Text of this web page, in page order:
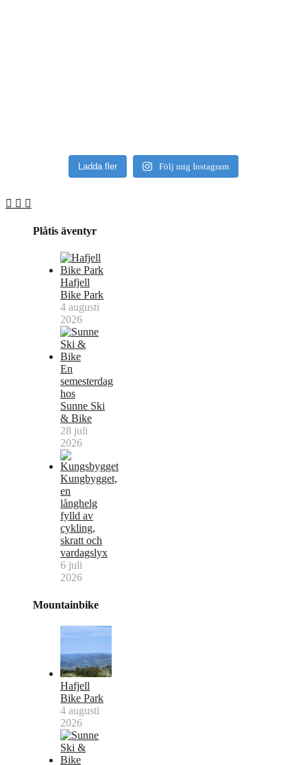
Ladda fler Följ mig Instagram
Plåtis äventyr
Hafjell
Bike Park
4 augusti
2026
En
semesterdag
hos
Sunne Ski
& Bike
28 juli
2026
Kungbygget,
en
långhelg
fylld av
cykling,
skratt och
vardagslyx
6 juli
2026
Mountainbike
Hafjell
Bike Park
4 augusti
2026